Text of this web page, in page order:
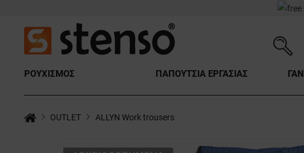
ΡΟΥΧΙΣΜΟΣ ΠΑΠΟΥΤΣΙΑ ΕΡΓΑΣΙΑΣ
OUTLET ALLYN Work trousers